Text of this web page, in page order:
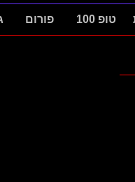
טופ 100 פורום